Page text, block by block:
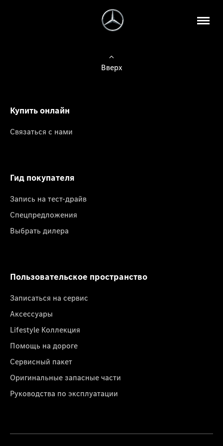
Вверх
Купить онлайн
Связаться с нами
Гид покупателя
Запись на тест-драйв
Спецпредложения
Выбрать дилера
Пользовательское пространство
Записаться на сервис
Аксессуары
Lifestyle Коллекция
Помощь на дороге
Сервисный пакет
Оригинальные запасные части
Руководства по эксплуатации